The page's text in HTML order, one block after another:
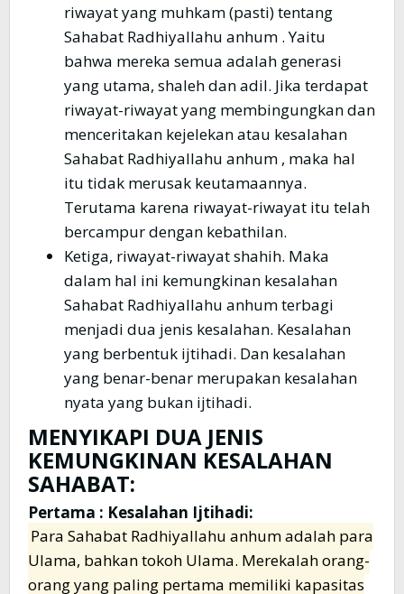
riwayat yang muhkam (pasti) tentang
Sahabat Radhiyallahu anhum . Yaitu
bahwa mereka semua adalah generasi
yang utama, shaleh dan adil. Jika terdapat
riwayat-riwayat yang membingungkan dan
menceritakan kejelekan atau kesalahan
Sahabat Radhiyallahu anhum , maka hal
itu tidak merusak keutamaannya.
Terutama karena riwayat-riwayat itu telah
bercampur dengan kebathilan.
Ketiga, riwayat-riwayat shahih. Maka
dalam hal ini kemungkinan kesalahan
Sahabat Radhiyallahu anhum terbagi
menjadi dua jenis kesalahan. Kesalahan
yang berbentuk ijtihadi. Dan kesalahan
yang benar-benar merupakan kesalahan
nyata yang bukan ijtihadi.
MENYIKAPI DUA JENIS
KEMUNGKINAN KESALAHAN
SAHABAT:
Pertama : Kesalahan Ijtihadi:
Para Sahabat Radhiyallahu anhum adalah para
Ulama, bahkan tokoh Ulama. Merekalah orang-
orang yang paling pertama memiliki kapasitas